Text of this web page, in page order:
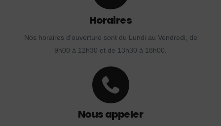
Horaires
Nos horaires d'ouverture sont du Lundi au Vendredi, de
9h00 à 12h30 et de 13h30 à 18h00.
Nous appeler